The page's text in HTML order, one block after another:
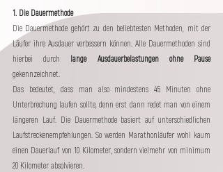
1. Die Dauermethode
Die Dauermethode gehört zu den beliebtesten Methoden, mit der
Läufer ihre Ausdauer verbessern können. Alle Dauermethoden sind
hierbei durch
lange Ausdauerbelastungen ohne Pause
gekennzeichnet.
Das bedeutet, dass man also mindestens 45 Minuten ohne
Unterbrechung laufen sollte, denn erst dann redet man von einem
längeren Lauf. Die Dauermethode basiert auf unterschiedlichen
Laufstreckenempfehlungen. So werden Marathonläufer wohl kaum
einen Dauerlauf von 10 Kilometer, sondern vielmehr von minimum
20 Kilometer absolvieren.